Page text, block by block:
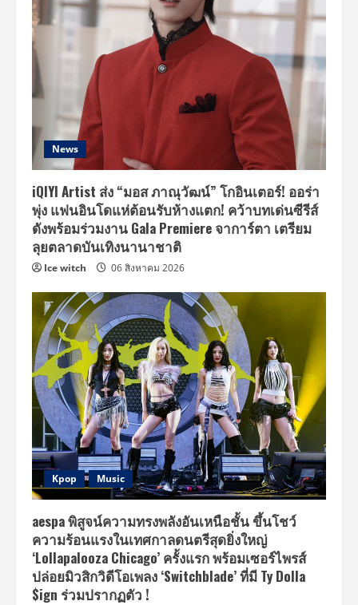
News
iQIYI Artist ส่ง “มอส ภาณุวัฒน์” โกอินเตอร์! ออร่า
พุ่ง แฟนอินโดแห่ต้อนรับห้างแตก! คว้าบทเด่นซีรีส์
ดังพร้อมร่วมงาน Gala Premiere จาการ์ตา เตรียม
ลุยตลาดบันเทิงนานาชาติ
Ice witch 06 สิงหาคม 2026
Kpop Music
aespa พิสูจน์ความทรงพลังอันเหนือชั้น ขึ้นโชว์
ความร้อนแรงในเทศกาลดนตรีสุดยิ่งใหญ่
‘Lollapalooza Chicago’ ครั้งแรก พร้อมเซอร์ไพรส์
ปล่อยมิวสิกวิดีโอเพลง ‘Switchblade’ ที่มี Ty Dolla
$ign ร่วมปรากฏตัว !